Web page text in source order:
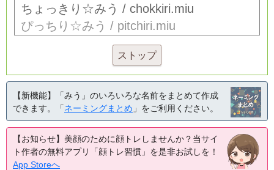
ストップ
【新機能】「みう」のいろいろな名前をまとめて作成
できます。「ネーミングまとめ 」をご利用ください。
【お知らせ】美顔のために顔トレしませんか？当サイ
ト作者の無料アプリ「顔トレ習慣」を是非お試しを！
App Storeへ